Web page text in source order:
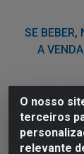
O nosso
terceiros
relevante
SE BEBER,
A
Nordil